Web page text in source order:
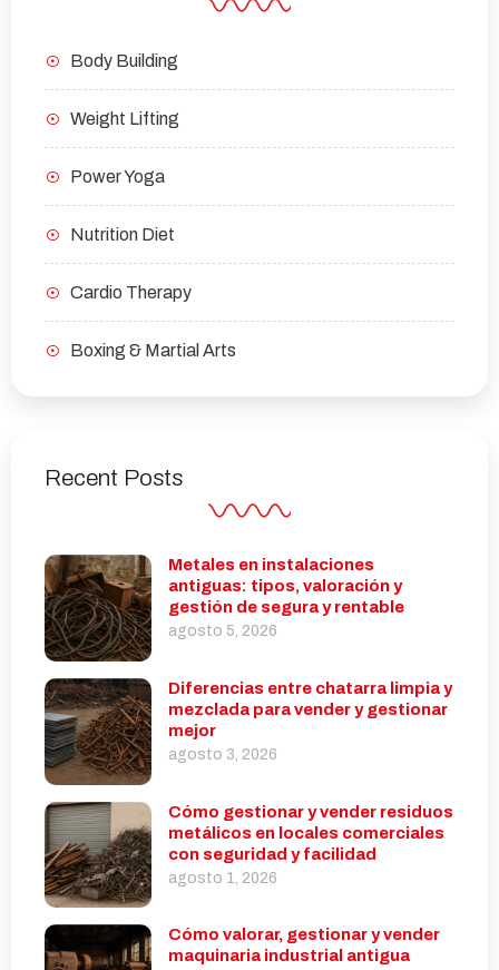
Body Building
Weight Lifting
Power Yoga
Nutrition Diet
Cardio Therapy
Boxing & Martial Arts
Recent Posts
Metales en instalaciones
antiguas: tipos, valoración y
gestión de segura y rentable
agosto 5, 2026
Diferencias entre chatarra limpia y
mezclada para vender y gestionar
mejor
agosto 3, 2026
Cómo gestionar y vender residuos
metálicos en locales comerciales
con seguridad y facilidad
agosto 1, 2026
Cómo valorar, gestionar y vender
maquinaria industrial antigua